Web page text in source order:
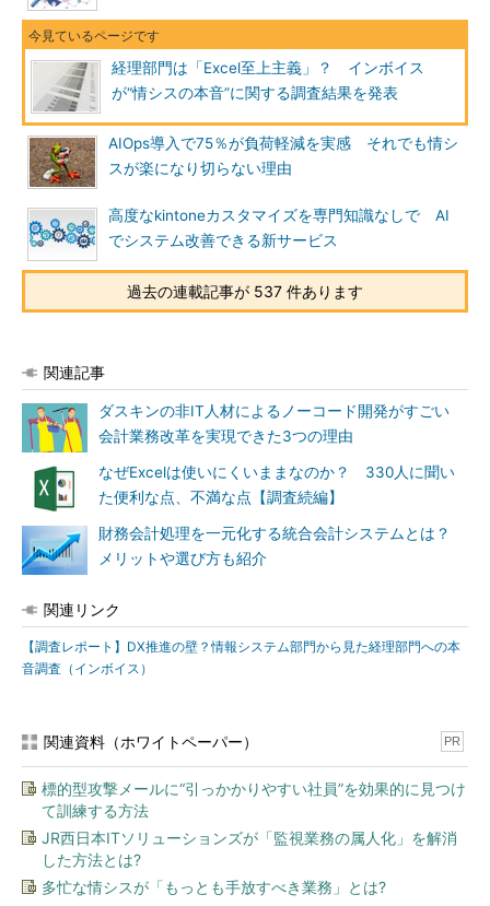
経理部門は「Excel至上主義」？ インボイス
が“情シスの本音”に関する調査結果を発表
AIOps導入で75％が負荷軽減を実感 それでも情シ
スが楽になり切らない理由
高度なkintoneカスタマイズを専門知識なしで AI
でシステム改善できる新サービス
過去の連載記事が 537 件あります
関連記事
ダスキンの非IT人材によるノーコード開発がすごい
会計業務改革を実現できた3つの理由
なぜExcelは使いにくいままなのか？ 330人に聞い
た便利な点、不満な点【調査続編】
財務会計処理を一元化する統合会計システムとは？
メリットや選び方も紹介
関連リンク
【調査レポート】DX推進の壁？情報システム部門から見た経理部門への本
音調査（インボイス）
関連資料（ホワイトペーパー） PR
標的型攻撃メールに“引っかかりやすい社員”を効果的に見つけ
て訓練する方法
JR西日本ITソリューションズが「監視業務の属人化」を解消
した方法とは?
多忙な情シスが「もっとも手放すべき業務」とは?